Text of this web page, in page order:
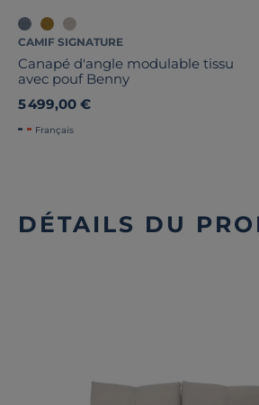
CAMIF SIGNATURE
Canapé d'angle modulable tissu
avec pouf Benny
5 499,00 €
Français
DÉTAILS DU